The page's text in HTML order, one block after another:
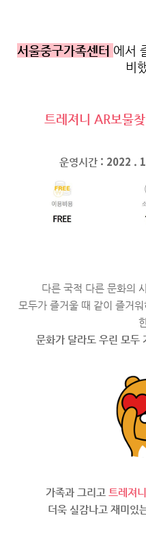
서울중구가족센터 에서
비
트레져니 AR보물
운영시간 : 2022 .
다른 국적 다른 문화의
모두가 즐거울 때 같이 즐거
문화가 달라도 우린 모두
가족과 그리고 트레져
더욱 실감나고 재미있